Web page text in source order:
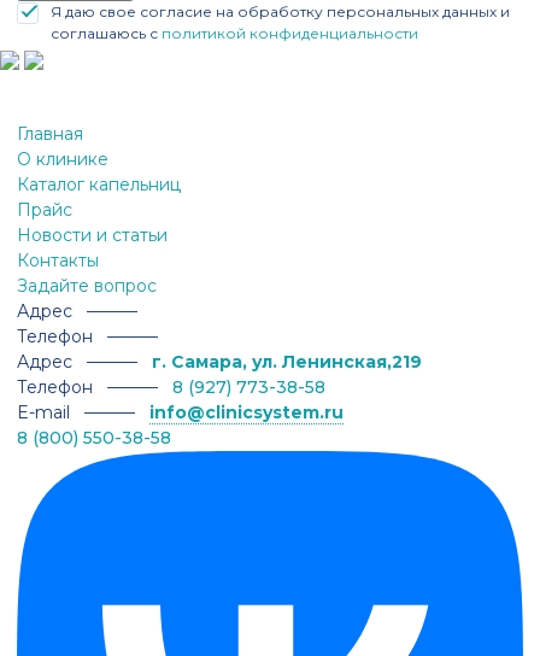
Я даю свое согласие на обработку персональных данных и
соглашаюсь с политикой конфиденциальности
Главная
О клинике
Каталог капельниц
Прайс
Новости и статьи
Контакты
Задайте вопрос
Адрес ———
Телефон ———
Адрес ——— г. Самара, ул. Ленинская,219
Телефон ——— 8 (927) 773-38-58
E-mail ——— info@clinicsystem.ru
8 (800) 550-38-58